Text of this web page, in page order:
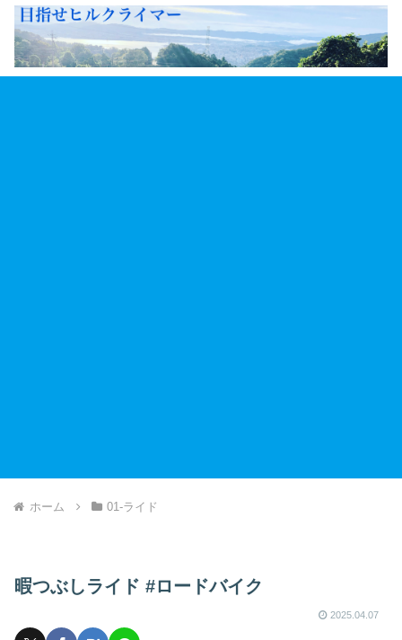
ホーム 01-ライド
暇つぶしライド #ロードバイク
2025.04.07